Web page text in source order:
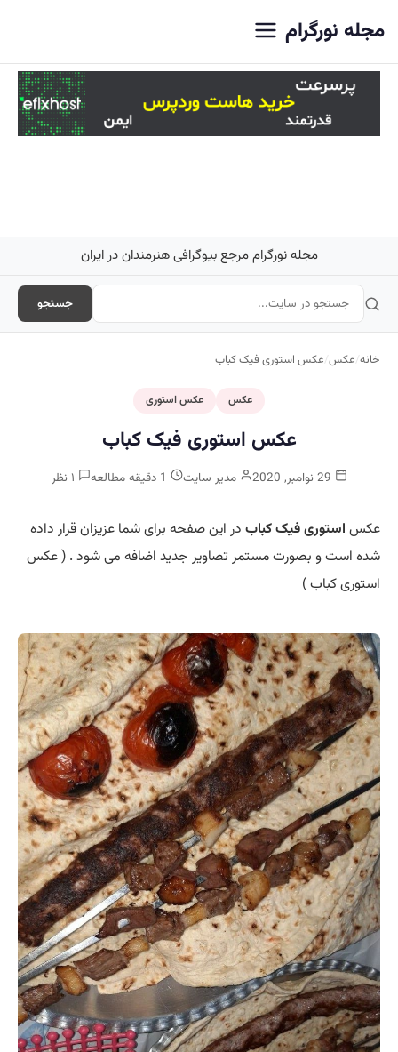
مجله نورگرام
مجله نورگرام مرجع بیوگرافی هنرمندان در ایران
جستجو
خانه/عکس/عکس استوری فیک کباب
عکس عکس استوری
عکس استوری فیک کباب
مدیر سایت
عکس استوری فیک کباب در این صفحه برای شما عزیزان قرار داده
شده است و بصورت مستمر تصاویر جدید اضافه می شود . ( عکس
استوری کباب )